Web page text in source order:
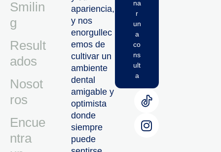
Smilin
g
Result
ados
Nosot
ros
Encue
ntra
apariencia,
y nos
enorgullec
emos de
cultivar un
ambiente
dental
amigable y
optimista
donde
siempre
puede
na
r
un
a
co
ns
ult
a